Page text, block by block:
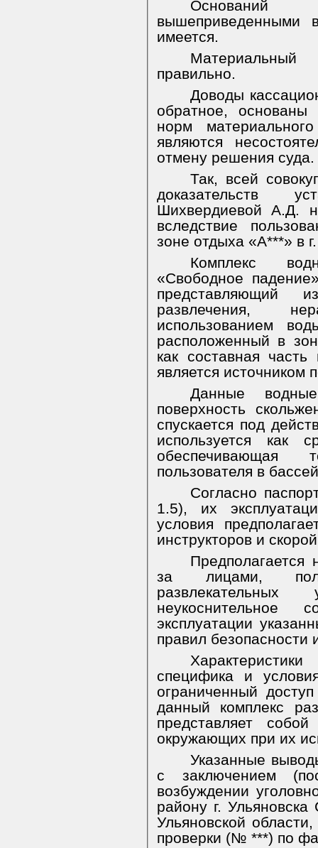
вышеприведенными
имеется.
правильно.
Доводы
обратное, основаны
норм
являются
отмену решения суда.
Так, всей
доказательств
Шихвердиевой А.Д.
вследствие
зоне отдыха «А***» в
Комплекс
«Свободное
представляющий
развлечения,
использованием
расположенный в
как составная
является источником
Данные
поверхность
спускается под
используется как
обеспечивающая
пользователя в
Согласно
1.5), их
условия
инструкторов и
Предполагается
за лицами,
неукоснительное
эксплуатации
правил безопасности
специфика и
ограниченный
данный комплекс
представляет
окружающих при их
Указанные
с заключением
возбуждении
району г.
Ульяновской
проверки (№ ***) по